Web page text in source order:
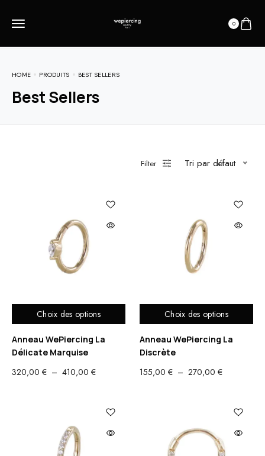
0
HOME PRODUITS BEST SELLERS
Best Sellers
Filter Tri par défaut
Choix des options
Anneau WePiercing La
Délicate Marquise
320,00 € – 410,00 €PLAGE
320,00 €
Choix des options
Anneau WePiercing La
Discrète
155,00 € – 270,00 €PLAGE
155,00 €
270,00 €